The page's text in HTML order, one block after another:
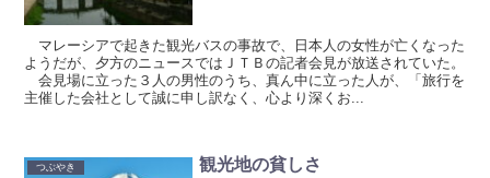
マレーシアで起きた観光バスの事故で、日本人の女性が亡くなった
ようだが、夕方のニュースではＪＴＢの記者会見が放送されていた。
会見場に立った３人の男性のうち、真ん中に立った人が、「旅行を
主催した会社として誠に申し訳なく、心より深くお...
つぶやき 観光地の貧しさ